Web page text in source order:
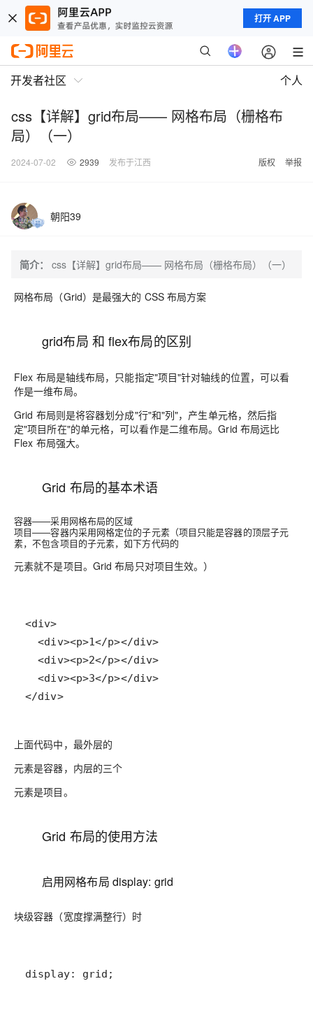
打开 APP
开发者社区 个人
css【详解】grid布局—— 网格布局（栅格布
局）（一）
2024-07-02 2939 发布于江西 版权 举报
朝阳39
简介： css【详解】grid布局—— 网格布局（栅格布局）（一）
网格布局（Grid）是最强大的 CSS 布局方案
grid布局 和 flex布局的区别
Flex 布局是轴线布局，只能指定"项目"针对轴线的位置，可以看
作是一维布局。
Grid 布局则是将容器划分成"行"和"列"，产生单元格，然后指
定"项目所在"的单元格，可以看作是二维布局。Grid 布局远比
Flex 布局强大。
Grid 布局的基本术语
容器——采用网格布局的区域
项目——容器内采用网格定位的子元素（项目只能是容器的顶层子元
素，不包含项目的子元素，如下方代码的
元素就不是项目。Grid 布局只对项目生效。）
</div>
上面代码中，最外层的
元素是容器，内层的三个
元素是项目。
Grid 布局的使用方法
启用网格布局 display: grid
块级容器（宽度撑满整行）时
display: grid;